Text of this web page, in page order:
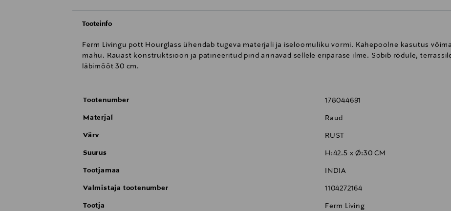
Tooteinfo
Ferm Livingu pott Hourglass ühendab tugeva materjali ja iseloomuliku vormi. Kahepoolne kasutus
mahu. Rauast konstruktsioon ja patineeritud pind annavad sellele eripärase ilme. Sobib rõdule,
läbimõõt 30 cm.
Tootenumber 178044691
Materjal Raud
Värv RUST
Suurus H:42.5 x Ø:30 CM
Tootjamaa INDIA
Valmistaja tootenumber 1104272164
Tootja Ferm Living